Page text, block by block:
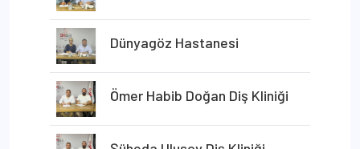
Dünyagöz Hastanesi
Ömer Habib Doğan Diş Kliniği